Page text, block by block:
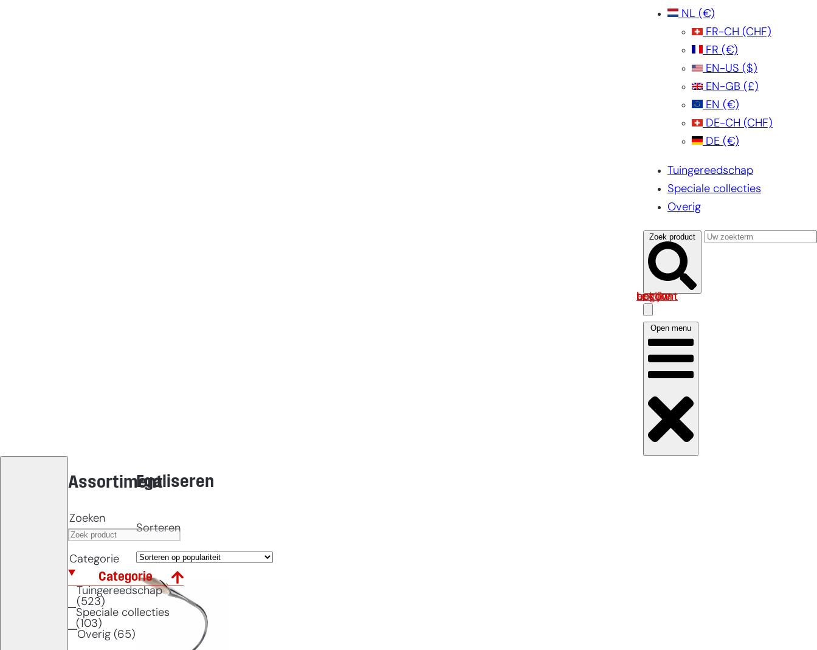
NL (€)
FR-CH (CHF)
FR (€)
EN-US ($)
EN-GB (£)
EN (€)
DE-CH (CHF)
DE (€)
Tuingereedschap
Speciale collecties
Overig
Zoek product
Log in om uw account te bekijken
Open menu
Assortiment
Zoeken
Categorie
Categorie
Tuingereedschap
(523)
Speciale collecties
(103)
Overig (65)
Egaliseren
Sorteren